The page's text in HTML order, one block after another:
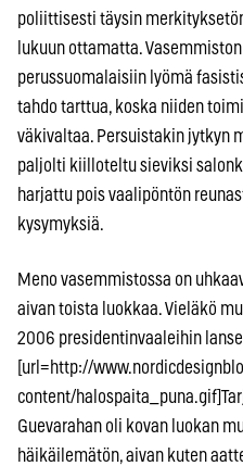
poliittisesti täysin
lukuun ottamatta.
perussuomalaisiin lyömä
tahdo tarttua, koska niiden
väkivaltaa. Persuistakin jytkyn
paljolti kiilloteltu sieviksi
harjattu pois vaalipöntön
kysymyksiä.
Meno vasemmistossa on
aivan toista luokkaa. Vieläkö
2006 presidentinvaaleihin
[url=http://
content/
Guevarahan oli kovan luokan
häikäilemätön, aivan kuten